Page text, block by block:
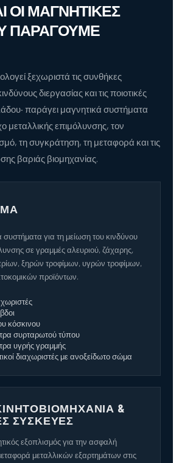
ΟΙ ΜΑΓΝΗΤΙΚΈΣ
ΠΑΡΆΓΟΥΜΕ
ξεχωριστά τις συνθήκες
διεργασίας και τις ποιοτικές
παράγει μαγνητικά συστήματα
μεταλλικής επιμόλυνσης, τον
τη συγκράτηση, τη μεταφορά και τις
βαριάς βιομηχανίας.
συστήματα για τη μείωση του κινδύνου
σε γραμμές αλευριού, ζάχαρης,
ξηρών τροφίμων, υγρών τροφίμων,
προϊόντων.
κόσκινου
συρταρωτού τύπου
υγρής γραμμής
διαχωριστές με ανοξείδωτο σώμα
&
ΣΥΣΚΕΥΈΣ
εξοπλισμός για την ασφαλή
μεταλλικών εξαρτημάτων στις